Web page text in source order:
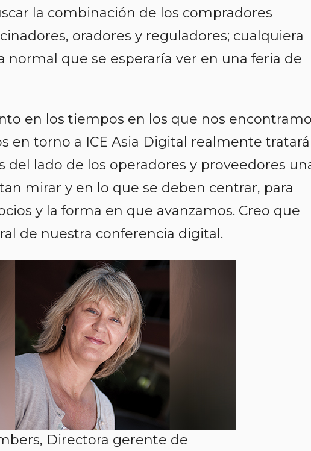
la combinación de los compradores
oradores y reguladores; cualquiera
normal que se esperaría ver en una feria de
en los tiempos en los que nos
en torno a ICE Asia Digital realmente
del lado de los operadores y proveedores
mirar y en lo que se deben centrar, para
y la forma en que avanzamos. Creo que
de nuestra conferencia digital.
Directora gerente de